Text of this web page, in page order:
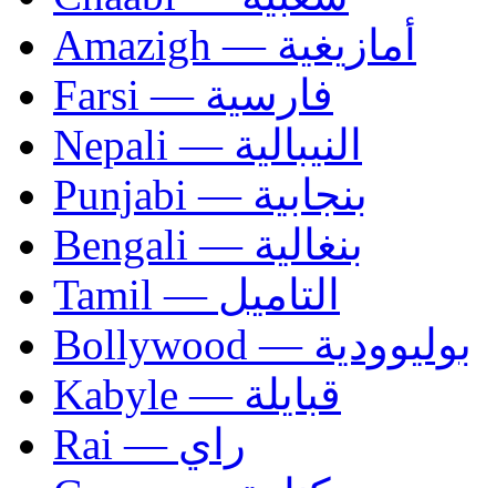
Amazigh — أمازيغية
Farsi — فارسية
Nepali — النيبالية
Punjabi — بنجابية
Bengali — بنغالية
Tamil — التاميل
Bollywood — بوليوودية
Kabyle — قبايلة
Rai — راي